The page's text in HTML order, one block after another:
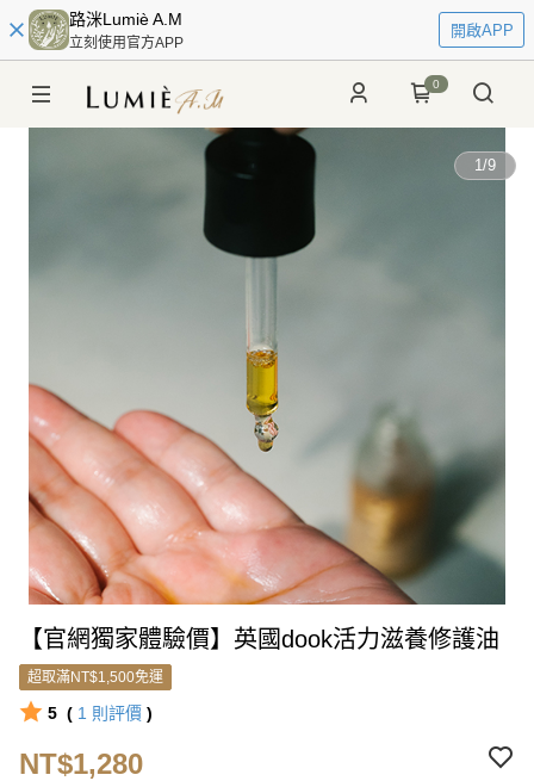
路洣Lumiè A.M
立刻使用官方APP
開啟APP
0
1/9
【官網獨家體驗價】英國dook活力滋養修護油
超取滿NT$1,500免運
5 ( 1 則評價 )
NT$1,280